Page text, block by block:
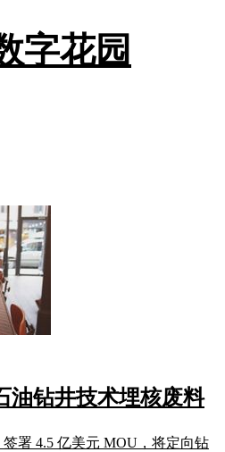
字花园
油钻井技术埋核废料
签署 4.5 亿美元 MOU，将定向钻